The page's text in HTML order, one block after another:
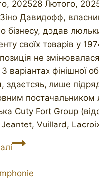
202528 Лютого,
Давидофф,
бізнесу, додав
своїх товарів у
не
варіантах фінішної
здаєтсяь, лише
постачальником
Cuty Fort Group
Vuillard,
DAVIDOFF
(2)